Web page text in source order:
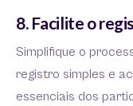
8. Facilite o
Simplifique o
registro simples e
essenciais dos